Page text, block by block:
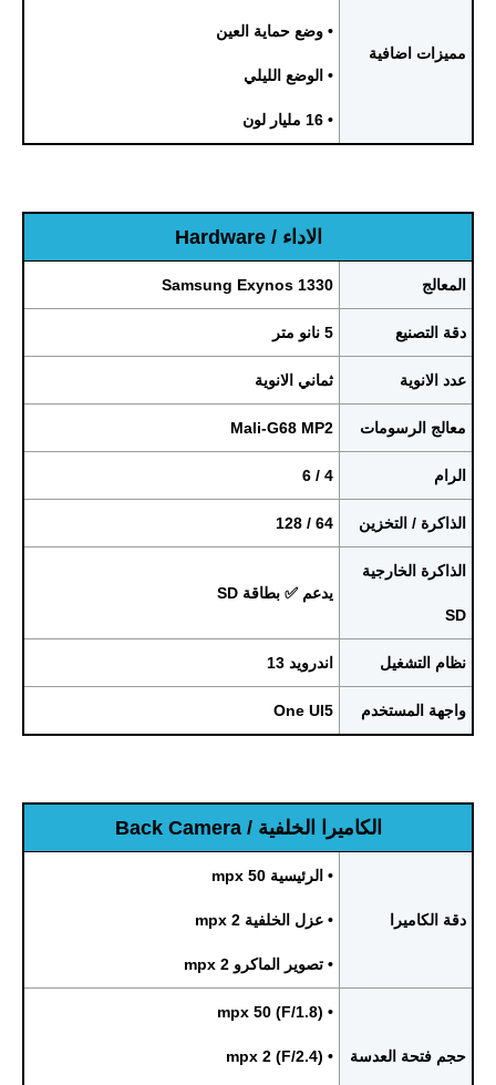
مميزات اضافية
• وضع حماية العين
• الوضع الليلي
• 16 مليار لون
الاداء / Hardware
المعالج Samsung Exynos 1330
دقة التصنيع 5 نانو متر
عدد الانوية ثماني الانوية
معالج الرسومات Mali-G68 MP2
الرام 4 / 6
الذاكرة / التخزين 64 / 128
الذاكرة الخارجية
SD
يدعم ✅ بطاقة SD
نظام التشغيل اندرويد 13
واجهة المستخدم One UI5
الكاميرا الخلفية / Back Camera
دقة الكاميرا
• الرئيسية 50 mpx
• عزل الخلفية 2 mpx
• تصوير الماكرو 2 mpx
حجم فتحة العدسة
• mpx 50 (F/1.8)
• mpx 2 (F/2.4)